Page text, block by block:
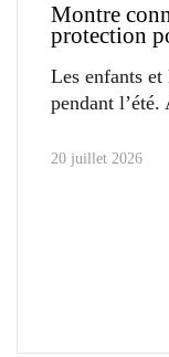
Montre
protection
Les enfants et
pendant l’été.
20 juillet 2026